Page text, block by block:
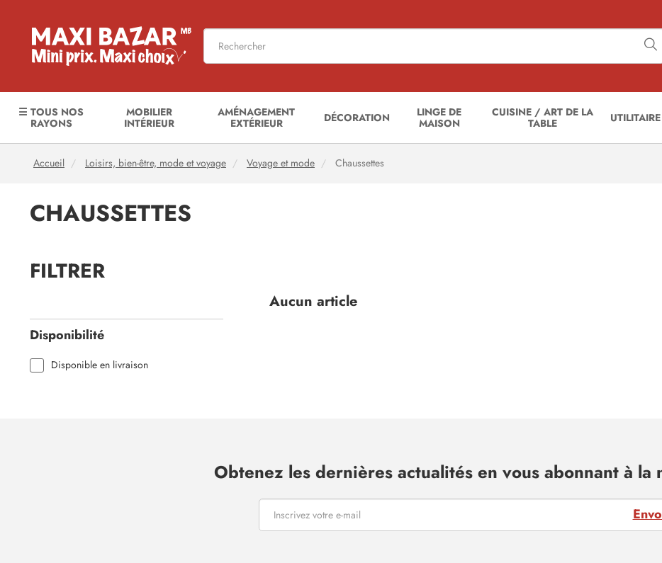
☰ TOUS NOS
RAYONS
MOBILIER
INTÉRIEUR
AMÉNAGEMENT
EXTÉRIEUR
DÉCORATION
LINGE DE
MAISON
CUISINE / ART DE LA
TABLE
UTILITAIRE
Accueil Loisirs, bien-être, mode et voyage Voyage et mode Chaussettes
CHAUSSETTES
FILTRER
Disponibilité
Disponible en livraison
Aucun article
Obtenez les dernières actualités en vous abonnant à la